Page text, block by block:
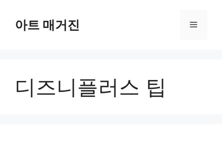
아트 매거진 메
디즈니플러스 팁